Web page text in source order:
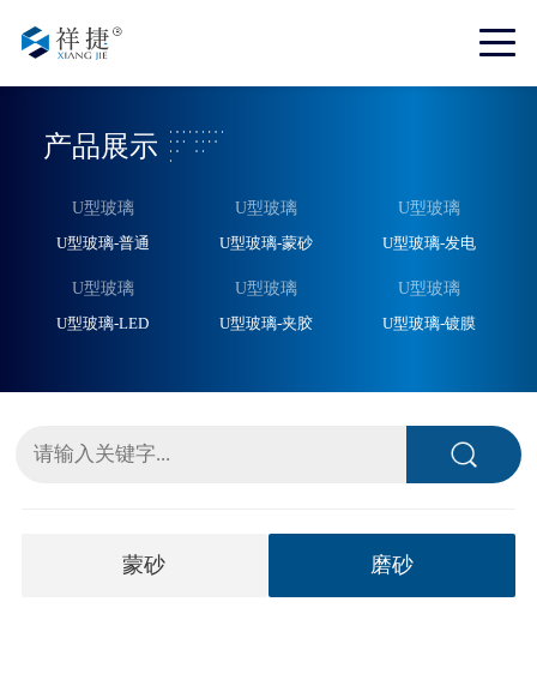
产品展示
U型玻璃
U型玻璃-普通
U型玻璃
U型玻璃-蒙砂
U型玻璃
U型玻璃-发电
U型玻璃
U型玻璃-LED
U型玻璃
U型玻璃-夹胶
U型玻璃
U型玻璃-镀膜
蒙砂 磨砂